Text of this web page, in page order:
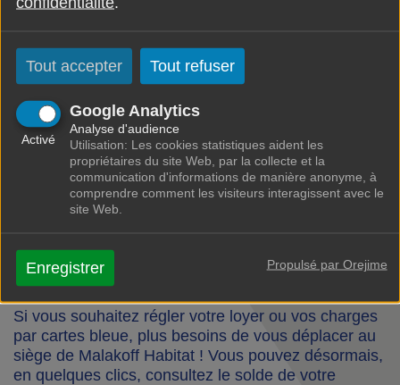
Tout accepter Tout refuser
Google Analytics
Activé
Analyse d'audience
Utilisation: Les cookies statistiques aident les
propriétaires du site Web, par la collecte et la
communication d'informations de manière anonyme, à
comprendre comment les visiteurs interagissent avec le
site Web.
Enregistrer Propulsé par Orejime
AVIS D’ÉCHÉANCES : COMMENT
PAYER VOTRE LOYER
qui arrête le montant du loyer à payer. Sauf
exception, vous payez à terme échu, c’est-à-dire
pour le mois écoulé.
Plusieurs possibilités vous sont offertes pour régler
votre loyer :
LE PLUS PRATIQUE : EN LIGNE PAR
CARTE BLEUE
Si vous souhaitez régler votre loyer ou vos charges
par cartes bleue, plus besoins de vous déplacer au
siège de Malakoff Habitat ! Vous pouvez désormais,
en quelques clics, consultez le solde de votre